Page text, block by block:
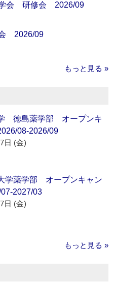
学会 研修会 2026/09
2026/09
もっと見る »
徳島薬学部 オープンキ
08-2026/09
日 (金)
学薬学部 オープンキャン
2027/03
日 (金)
もっと見る »